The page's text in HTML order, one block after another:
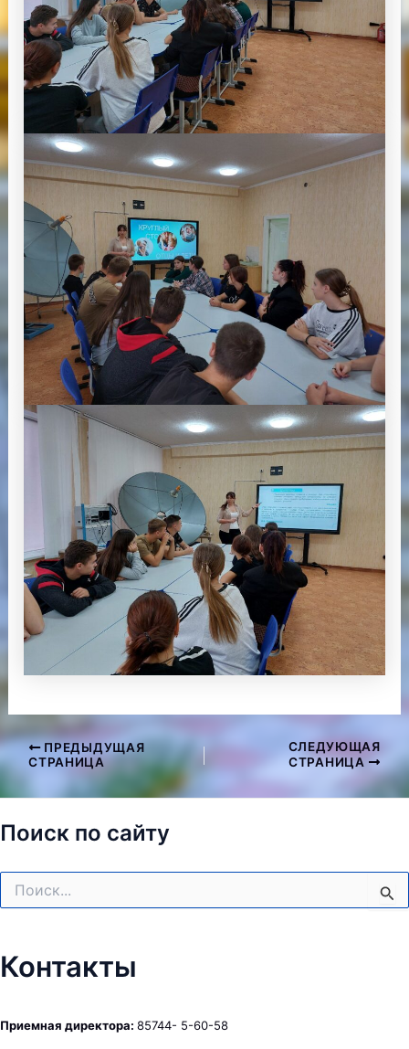
Навигация
по
записям
ПРЕДЫДУЩАЯ
СТРАНИЦА
СЛЕДУЮЩАЯ
СТРАНИЦА
Поиск по сайту
Контакты
Приемная директора: 85744- 5-60-58